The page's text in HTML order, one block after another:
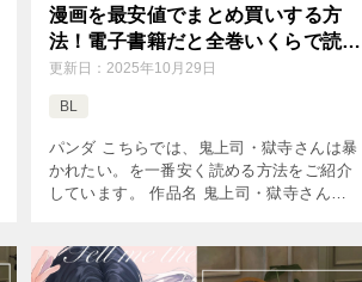
漫画を最安値でまとめ買いする方
法！電子書籍だと全巻いくらで読め
る？
更新日： 2025年10月29日
BL
パンダ こちらでは、鬼上司・獄寺さんは暴
かれたい。を一番安く読める方法をご紹介
しています。 作品名 鬼上司・獄寺さんは
価格( […]